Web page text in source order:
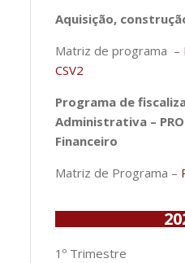
Aquisição,
Matriz de programa –
CSV2
Programa de
Administrativa –
Financeiro
Matriz de Programa –
1º Trimestre